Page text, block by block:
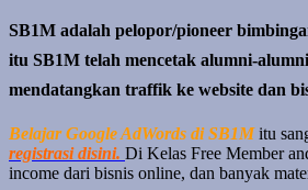
SB1M adalah pelopor/pioneer
itu SB1M telah mencetak alumni-
mendatangkan traffik ke website dan
Belajar Google AdWords di SB1Mitu
registrasi disini. Di Kelas Free Member
income dari bisnis online, dan banyak